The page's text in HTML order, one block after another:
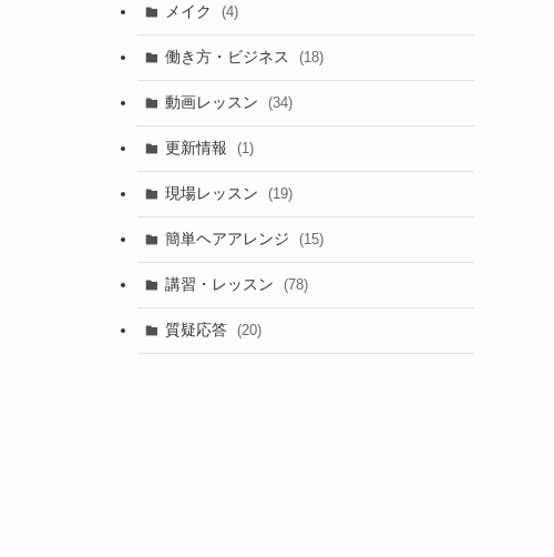
メイク (4)
働き方・ビジネス (18)
動画レッスン (34)
更新情報 (1)
現場レッスン (19)
簡単ヘアアレンジ (15)
講習・レッスン (78)
質疑応答 (20)